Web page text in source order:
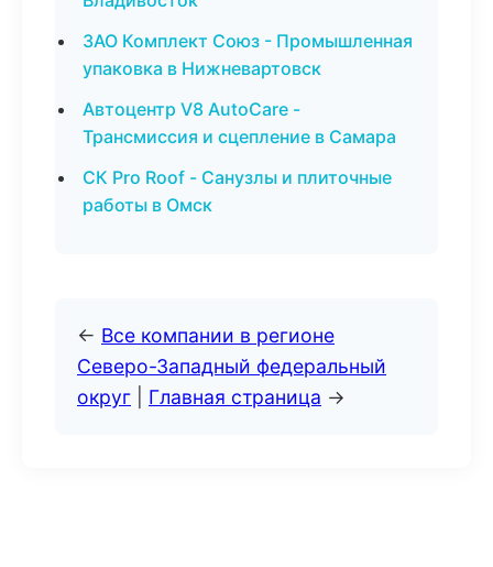
ЗАО Комплект Союз - Промышленная
упаковка в Нижневартовск
Автоцентр V8 AutoCare -
Трансмиссия и сцепление в Самара
СК Pro Roof - Санузлы и плиточные
работы в Омск
← Все компании в регионе
Северо-Западный федеральный
округ
Главная страница →